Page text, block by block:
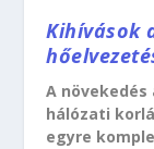
Kihívások
A
hálózati
egyre